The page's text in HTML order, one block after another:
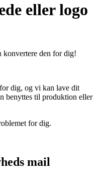
eller logo
den for dig!
dig, og vi kan lave dit
benyttes til produktion eller
for dig.
mail